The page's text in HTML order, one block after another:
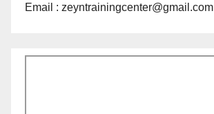
Email : zeyntrainingcenter@gmail.com